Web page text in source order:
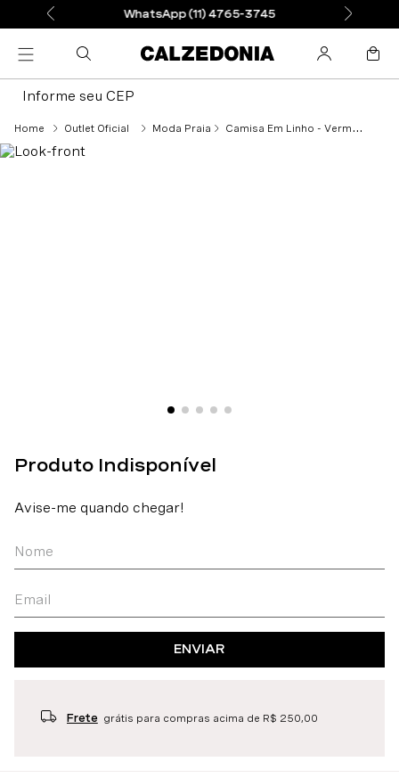
WhatsApp (11) 4765-3745
Informe seu CEP
Outlet Oficial Moda Praia Camisa Em Linho - Vermelho
ENVIAR
Frete grátis para compras acima de R$ 250,00